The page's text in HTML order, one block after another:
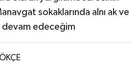
sokaklarında alnı ak ve
devam edeceğim